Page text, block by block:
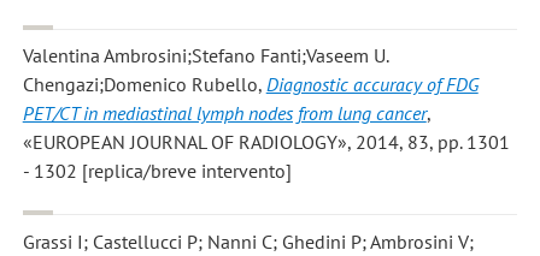
Valentina Ambrosini;Stefano Fanti;Vaseem U.
Chengazi;Domenico Rubello, Diagnostic accuracy of FDG
PET/CT in mediastinal lymph nodes from lung cancer,
«EUROPEAN JOURNAL OF RADIOLOGY», 2014, 83, pp. 1301
- 1302 [replica/breve intervento]
Grassi I; Castellucci P; Nanni C; Ghedini P; Ambrosini V;